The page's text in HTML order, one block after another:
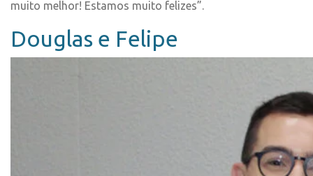
muito melhor! Estamos muito felizes”.
Douglas e Felipe